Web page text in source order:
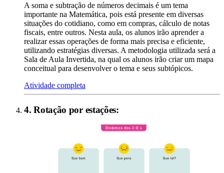
A soma e subtração de números decimais é um tema
importante na Matemática, pois está presente em diversas
situações do cotidiano, como em compras, cálculo de notas
fiscais, entre outros. Nesta aula, os alunos irão aprender a
realizar essas operações de forma mais precisa e eficiente,
utilizando estratégias diversas. A metodologia utilizada será a
Sala de Aula Invertida, na qual os alunos irão criar um mapa
conceitual para desenvolver o tema e seus subtópicos.
Atividade completa
4.Rotação por estações: